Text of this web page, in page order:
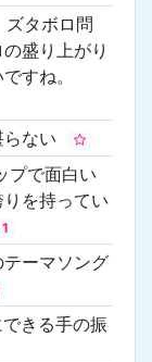
ズタボロ問
盛り上がり
すね。
ない
プで面白い
を持ってい
1
ーマソング
きる手の振